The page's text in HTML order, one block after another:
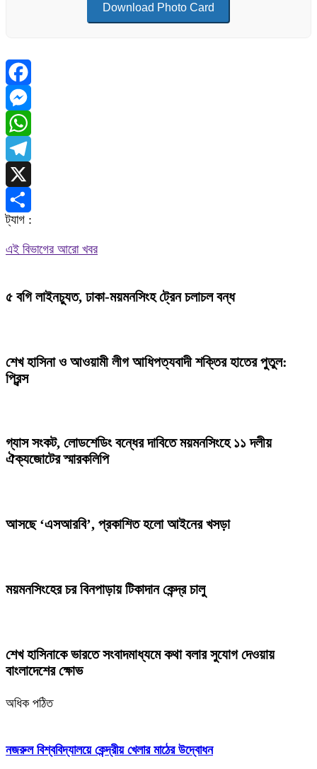
Download Photo Card
Facebook
Messenger
WhatsApp
Telegram
X
Share
ট্যাগ :
এই বিভাগের আরো খবর
৫ বগি লাইনচ্যুত, ঢাকা-ময়মনসিংহ ট্রেন চলাচল বন্ধ
শেখ হাসিনা ও আওয়ামী লীগ আধিপত্যবাদী শক্তির হাতের পুতুল:
প্রিন্স
গ্যাস সংকট, লোডশেডিং বন্ধের দাবিতে ময়মনসিংহে ১১ দলীয়
ঐক্যজোটের স্মারকলিপি
আসছে ‘এসআরবি’, প্রকাশিত হলো আইনের খসড়া
ময়মনসিংহের চর বিনপাড়ায় টিকাদান কেন্দ্র চালু
শেখ হাসিনাকে ভারতে সংবাদমাধ্যমে কথা বলার সুযোগ দেওয়ায়
বাংলাদেশের ক্ষোভ
অধিক পঠিত
নজরুল বিশ্ববিদ্যালয়ে কেন্দ্রীয় খেলার মাঠের উদ্বোধন